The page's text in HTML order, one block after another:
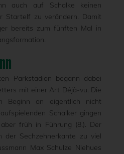
auch auf Schalke keinen
Startelf zu verändern. Damit
bereits zum fünften Mal in
Parkstadion begann dabei
mit einer Art Déjà-vu. Die
Beginn an eigentlich nicht
Schalker gingen
früh in Führung (8.). Der
der Sechzehnerkante zu viel
Max Schulze Niehues